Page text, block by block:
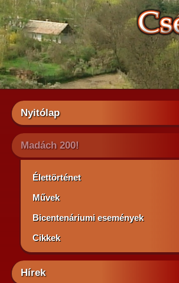
Nyitólap
Madách 200!
Élettörténet
Művek
Bicentenáriumi események
Cikkek
Hírek